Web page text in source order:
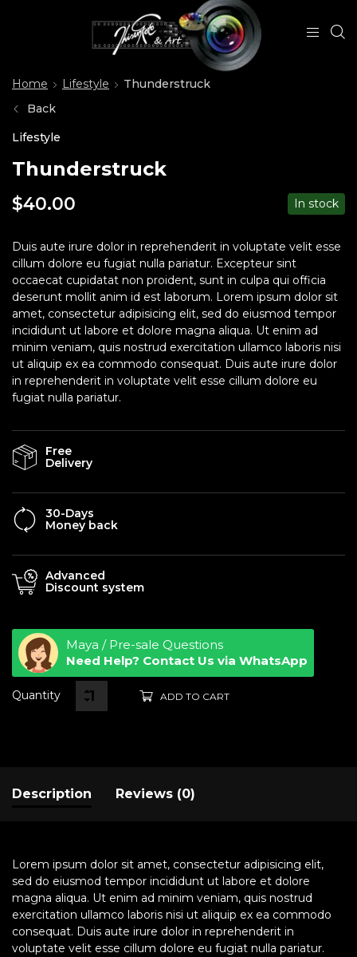
Home Lifestyle
Thunderstruck
Back
Lifestyle
Thunderstruck
$40.00 In stock
Duis aute irure dolor in reprehenderit in voluptate velit esse
cillum dolore eu fugiat nulla pariatur. Excepteur sint
occaecat cupidatat non proident, sunt in culpa qui officia
deserunt mollit anim id est laborum. Lorem ipsum dolor sit
amet, consectetur adipisicing elit, sed do eiusmod tempor
incididunt ut labore et dolore magna aliqua. Ut enim ad
minim veniam, quis nostrud exercitation ullamco laboris nisi
ut aliquip ex ea commodo consequat. Duis aute irure dolor
in reprehenderit in voluptate velit esse cillum dolore eu
fugiat nulla pariatur.
Free
Delivery
30-Days
Money back
Advanced
Discount system
Maya / Pre-sale Questions
Need Help? Contact Us via WhatsApp
Quantity ADD TO CART
Description Reviews (0)
Lorem ipsum dolor sit amet, consectetur adipisicing elit,
sed do eiusmod tempor incididunt ut labore et dolore
magna aliqua. Ut enim ad minim veniam, quis nostrud
exercitation ullamco laboris nisi ut aliquip ex ea commodo
consequat. Duis aute irure dolor in reprehenderit in
voluptate velit esse cillum dolore eu fugiat nulla pariatur.